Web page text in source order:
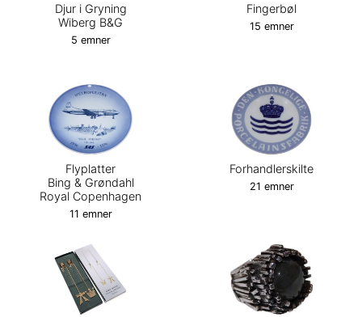
Djur i Gryning
Wiberg B&G
5 emner
Fingerbøl
15 emner
Flyplatter
Bing & Grøndahl
Royal Copenhagen
11 emner
Forhandlerskilte
21 emner